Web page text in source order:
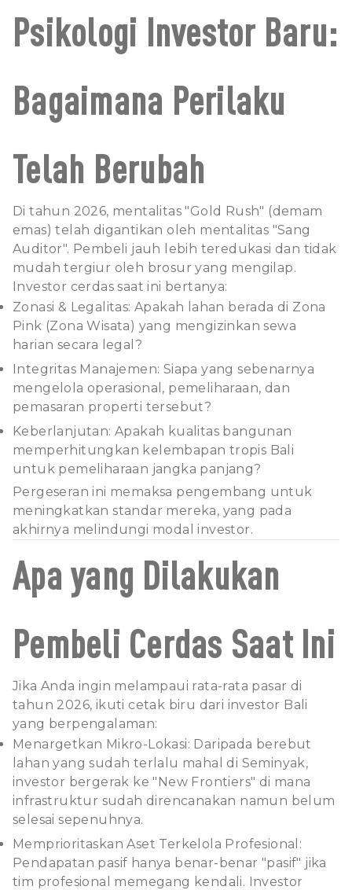
Psikologi Investor Baru:
Bagaimana Perilaku
Telah Berubah
Di tahun 2026, mentalitas "Gold Rush" (demam
emas) telah digantikan oleh mentalitas "Sang
Auditor". Pembeli jauh lebih teredukasi dan tidak
mudah tergiur oleh brosur yang mengilap.
Investor cerdas saat ini bertanya:
Zonasi & Legalitas: Apakah lahan berada di Zona
Pink (Zona Wisata) yang mengizinkan sewa
harian secara legal?
Integritas Manajemen: Siapa yang sebenarnya
mengelola operasional, pemeliharaan, dan
pemasaran properti tersebut?
Keberlanjutan: Apakah kualitas bangunan
memperhitungkan kelembapan tropis Bali
untuk pemeliharaan jangka panjang?
Pergeseran ini memaksa pengembang untuk
meningkatkan standar mereka, yang pada
akhirnya melindungi modal investor.
Apa yang Dilakukan
Pembeli Cerdas Saat Ini
Jika Anda ingin melampaui rata-rata pasar di
tahun 2026, ikuti cetak biru dari investor Bali
yang berpengalaman:
Menargetkan Mikro-Lokasi: Daripada berebut
lahan yang sudah terlalu mahal di Seminyak,
investor bergerak ke "New Frontiers" di mana
infrastruktur sudah direncanakan namun belum
selesai sepenuhnya.
Memprioritaskan Aset Terkelola Profesional:
Pendapatan pasif hanya benar-benar "pasif" jika
tim profesional memegang kendali. Investor